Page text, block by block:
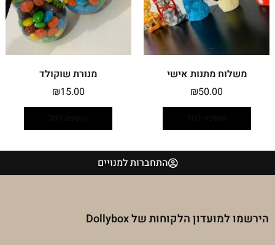
משלוח מתנות אישי
₪50.00
מנורת שוקולד
₪15.00
התחברות למנויים
הירשמו למועדון הלקוחות של Dollybox